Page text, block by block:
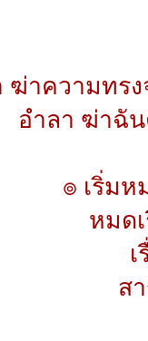
ฆ่าความทร
อำลา ฆ่าฉั
๏ เริ่ม
หมด
ส